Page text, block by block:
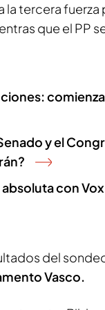
la tercera fuerza
que el PP
y el
absoluta con
del
Vasco.